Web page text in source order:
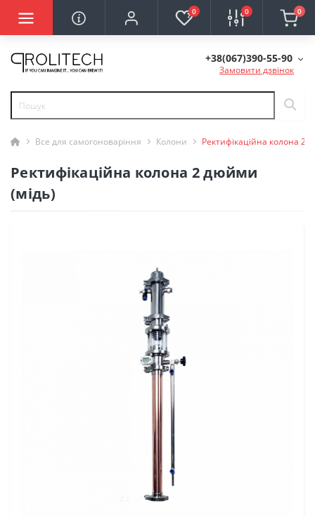
0 0 0
+38(067)390-55-90
Замовити дзвінок
Все для самогоноваріння Колони Ректифікаційна колона 2
Ректифікаційна колона 2 дюйми
(мідь)